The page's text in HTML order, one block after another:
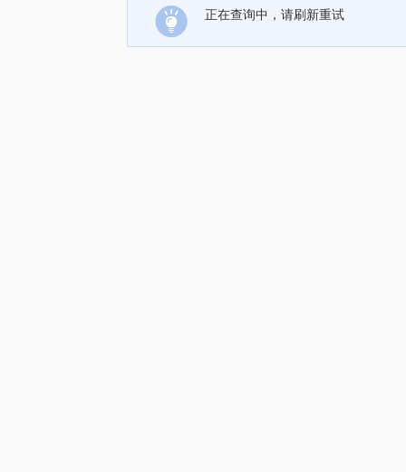
正在查询中，请刷新重试